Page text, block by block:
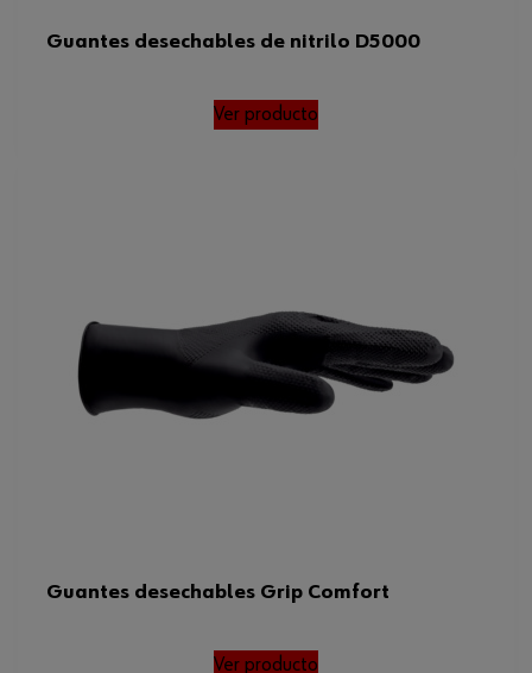
Guantes desechables de nitrilo D5000
Ver producto
Guantes desechables Grip Comfort
Ver producto